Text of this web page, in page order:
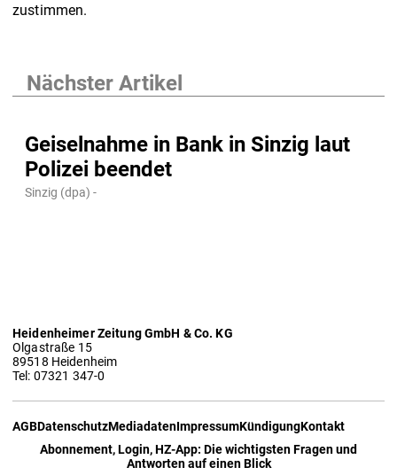
zustimmen.
Nächster Artikel
Geiselnahme in Bank in Sinzig laut
Polizei beendet
Sinzig (dpa) -
Heidenheimer Zeitung GmbH & Co. KG
Olgastraße 15
89518 Heidenheim
Tel: 07321 347-0
AGBDatenschutzMediadatenImpressumKündigungKontakt
Abonnement, Login, HZ-App: Die wichtigsten Fragen und
Antworten auf einen Blick